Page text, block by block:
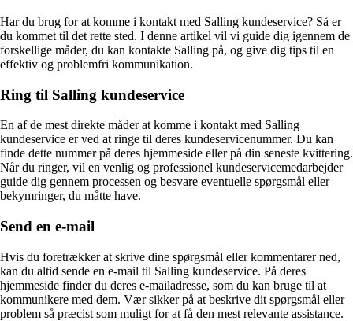
Har du brug for at komme i kontakt med Salling kundeservice? Så er
du kommet til det rette sted. I denne artikel vil vi guide dig igennem de
forskellige måder, du kan kontakte Salling på, og give dig tips til en
effektiv og problemfri kommunikation.
Ring til Salling kundeservice
En af de mest direkte måder at komme i kontakt med Salling
kundeservice er ved at ringe til deres kundeservicenummer. Du kan
finde dette nummer på deres hjemmeside eller på din seneste kvittering.
Når du ringer, vil en venlig og professionel kundeservicemedarbejder
guide dig gennem processen og besvare eventuelle spørgsmål eller
bekymringer, du måtte have.
Send en e-mail
Hvis du foretrækker at skrive dine spørgsmål eller kommentarer ned,
kan du altid sende en e-mail til Salling kundeservice. På deres
hjemmeside finder du deres e-mailadresse, som du kan bruge til at
kommunikere med dem. Vær sikker på at beskrive dit spørgsmål eller
problem så præcist som muligt for at få den mest relevante assistance.